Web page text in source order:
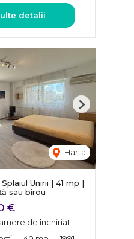
detalii
Harta
Next
Unirii | 41 mp |
sau birou
€
de închiriat